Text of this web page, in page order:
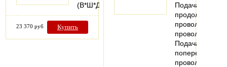
(В*Ш*Д)
23 370 руб Купить
Подача
продольной
проволоки
Подача
поперечной